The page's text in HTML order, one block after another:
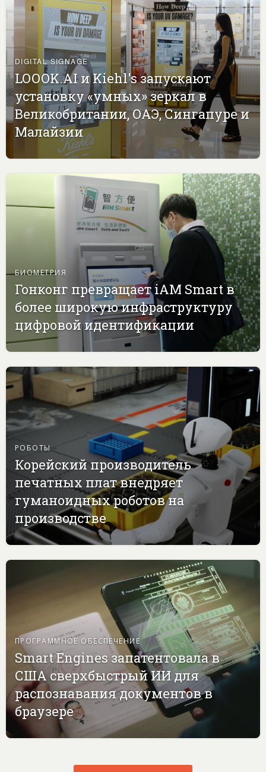
DIGITAL SIGNAGE
LOOOK.AI и Kiehl's запускают
установку «умных» зеркал в
Великобритании, ОАЭ, Сингапуре и
Малайзии
БИОМЕТРИЯ
Гонконг превращает iAM Smart в
более широкую инфраструктуру
цифровой идентификации
РОБОТЫ
Корейский производитель
печатных плат внедряет
гуманоидных роботов на
производстве
ПРОГРАММНОЕ ОБЕСПЕЧЕНИЕ
Smart Engines запатентовала в
США сверхбыстрый ИИ для
распознавания документов в
браузере